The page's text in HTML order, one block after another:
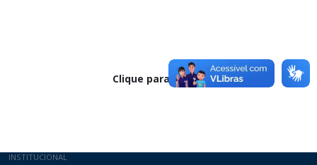
Clique para baixar
INSTITUCIONAL